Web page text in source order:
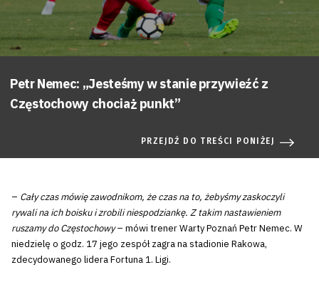
Petr Nemec: „Jesteśmy w stanie przywieźć z
Częstochowy chociaż punkt”
PRZEJDŹ DO TREŚCI PONIŻEJ
– Cały czas mówię zawodnikom, że czas na to, żebyśmy zaskoczyli
rywali na ich boisku i zrobili niespodziankę. Z takim nastawieniem
ruszamy do Częstochowy– mówi trener Warty Poznań Petr Nemec. W
niedzielę o godz. 17 jego zespół zagra na stadionie Rakowa,
zdecydowanego lidera Fortuna 1. Ligi.